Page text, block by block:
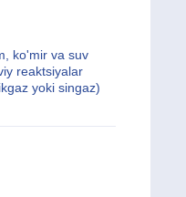
ko'mir va suv
reaktsiyalar
yoki singaz)